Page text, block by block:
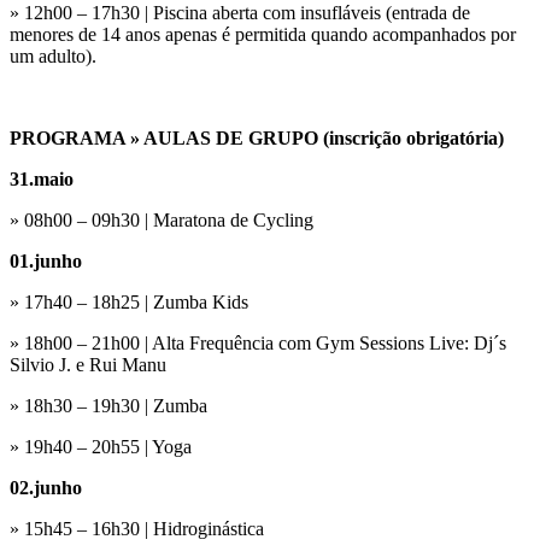
» 12h00 – 17h30 | Piscina aberta com insufláveis (entrada de
menores de 14 anos apenas é permitida quando acompanhados por
um adulto).
PROGRAMA » AULAS DE GRUPO (inscrição obrigatória)
31.maio
» 08h00 – 09h30 | Maratona de Cycling
01.junho
» 17h40 – 18h25 | Zumba Kids
» 18h00 – 21h00 | Alta Frequência com Gym Sessions Live: Dj´s
Silvio J. e Rui Manu
» 18h30 – 19h30 | Zumba
» 19h40 – 20h55 | Yoga
02.junho
» 15h45 – 16h30 | Hidroginástica